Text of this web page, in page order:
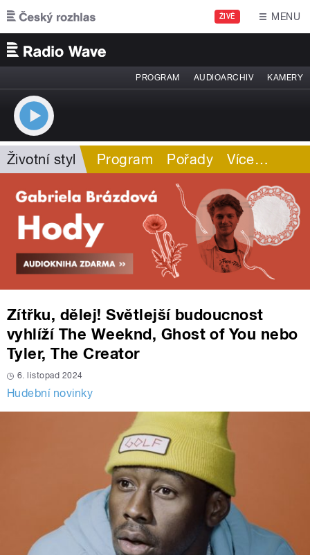
Přejít k hlavnímu obsahu
ŽIVĚ MENU
PROGRAM AUDIOARCHIV KAMERY
Životní styl Program Pořady Více…
Zítřku, dělej! Světlejší budoucnost
vyhlíží The Weeknd, Ghost of You nebo
Tyler, The Creator
6. listopad 2024
Hudební novinky